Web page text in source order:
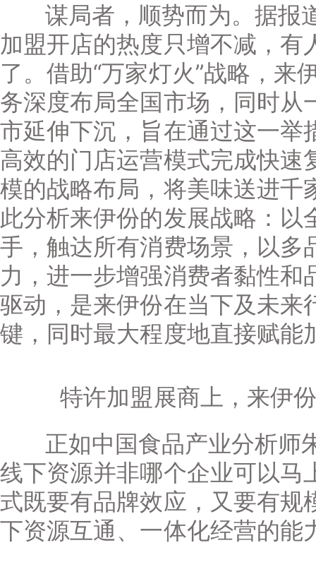
谋局者，顺势而为。据报
加盟开店的热度只增不减，有
了。借助“万家灯火”战略，来
务深度布局全国市场，同时从
市延伸下沉，旨在通过这一举
高效的门店运营模式完成快速
模的战略布局，将美味送进千
此分析来伊份的发展战略：以
手，触达所有消费场景，以多
力，进一步增强消费者黏性和
驱动，是来伊份在当下及未来
键，同时最大程度地直接赋能
特许加盟展商上，来伊
正如中国食品产业分析师
线下资源并非哪个企业可以马
式既要有品牌效应，又要有规
下资源互通、一体化经营的能